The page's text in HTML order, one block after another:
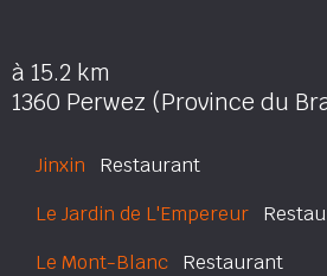
à 15.2 km
1360 Perwez (Province du
Jinxin Restaurant
Le Jardin de L'Empereur
Le Mont-Blanc Restaurant